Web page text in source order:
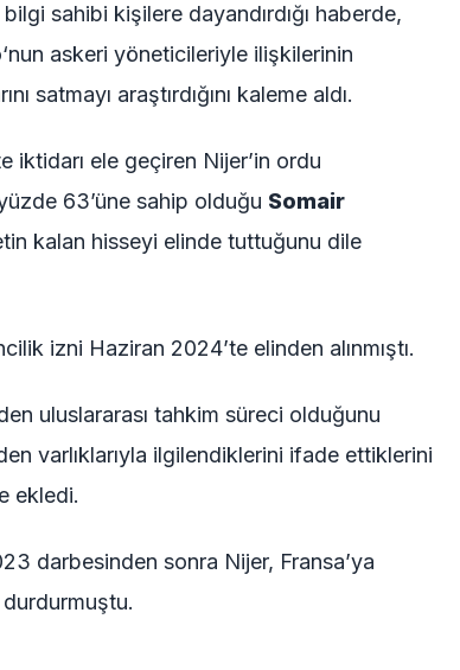
sahibi kişilere dayandırdığı haberde,
‘nun askeri yöneticileriyle ilişkilerinin
satmayı araştırdığını kaleme aldı.
iktidarı ele geçiren Nijer’in ordu
63’üne sahip olduğu Somair
kalan hisseyi elinde tuttuğunu dile
izni Haziran 2024’te elinden alınmıştı.
uluslararası tahkim süreci olduğunu
varlıklarıyla ilgilendiklerini ifade ettiklerini
ekledi.
darbesinden sonra Nijer, Fransa’ya
durdurmuştu.